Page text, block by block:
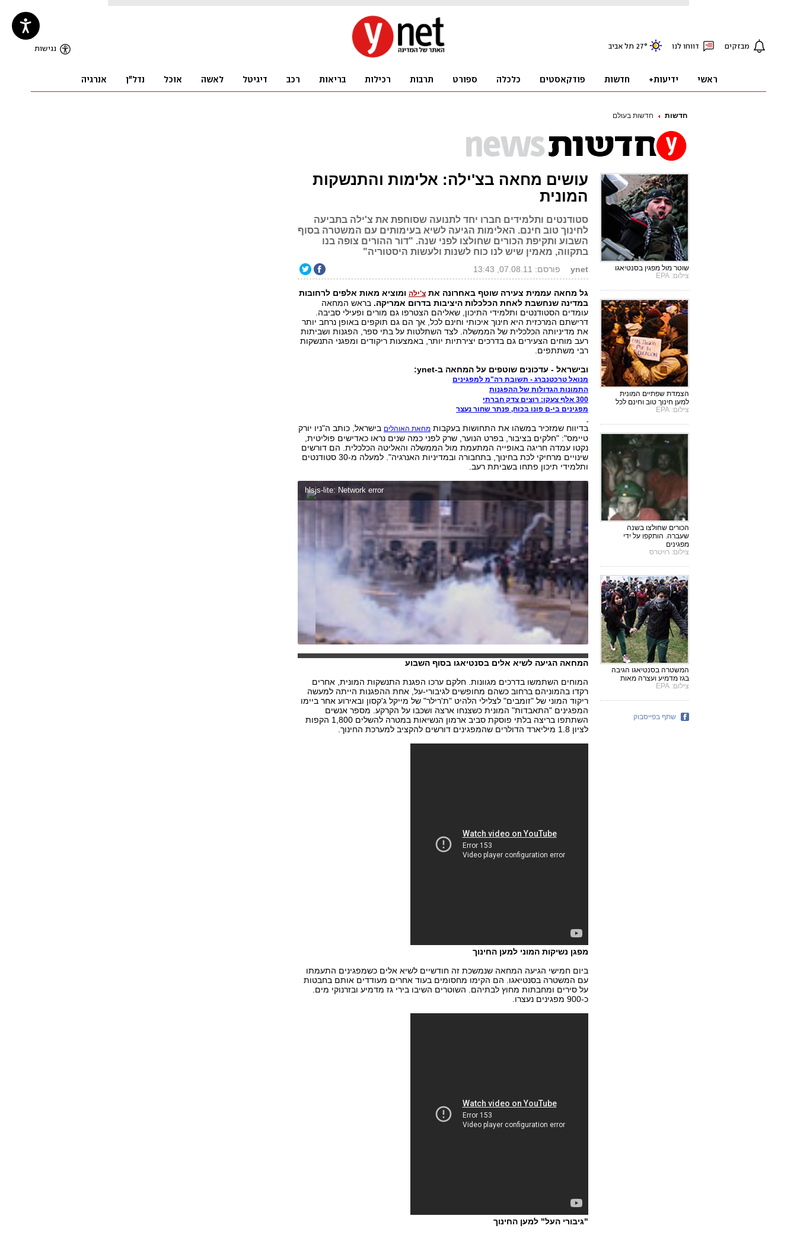
חדשות חדשות בעולם
עושים מחאה בצ'ילה: אלימות והתנשקות
המונית
סטודנטים ותלמידים חברו יחד לתנועה שסוחפת את צ'ילה בתביעה
לחינוך טוב חינם. האלימות הגיעה לשיא בעימותים עם המשטרה בסוף
השבוע ותקיפת הכורים שחולצו לפני שנה. "דור ההורים צופה בנו
בתקווה, מאמין שיש לנו כוח לשנות ולעשות היסטוריה"
ynet פורסם: 07.08.11, 13:43
גל מחאה עממית צעירה שוטף באחרונה את צ'ילהומוציא מאות אלפים לרחובות
במדינה שנחשבת לאחת הכלכלות היציבות בדרום אמריקה. בראש המחאה
עומדים הסטודנטים ותלמידי התיכון, שאליהם הצטרפו גם מורים ופעילי סביבה.
דרישתם המרכזית היא חינוך איכותי וחינם לכל, אך הם גם תוקפים באופן נרחב יותר
את מדיניותה הכלכלית של הממשלה. לצד השתלטות על בתי ספר, הפגנות ושביתות
רעב מוחים הצעירים גם בדרכים יצירתיות יותר, באמצעות ריקודים ומפגני התנשקות
רבי משתתפים.
ובישראל - עדכונים שוטפים על המחאה ב-ynet:
מנואל טרכטנברג - תשובת רה"מ למפגינים
התמונות הגדולות של ההפגנות
300 אלף צעקו: רוצים צדק חברתי
מפגינים בי-ם פונו בכוח, פנתר שחור נעצר
בדיווח שמזכיר במשהו את התחושות בעקבות מחאת האוהלים בישראל, כותב ה"ניו יורק
טיימס": "חלקים בציבור, בפרט הנוער, שרק לפני כמה שנים נראו כאדישים פוליטית,
נקטו עמדה חריגה באופייה המתעמת מול הממשלה והאליטה הכלכלית. הם דורשים
שינויים מרחיקי לכת בחינוך, בתחבורה ובמדיניות האנרגיה". למעלה מ-30 סטודנטים
ותלמידי תיכון פתחו בשביתת רעב.
hlsjs-lite: Network error
המחאה הגיעה לשיא אלים בסנטיאגו בסוף השבוע
המוחים השתמשו בדרכים מגוונות. חלקם ערכו הפגנת התנשקות המונית, אחרים
רקדו בהמוניהם ברחוב כשהם מחופשים לגיבורי-על, אחת ההפגנות הייתה למעשה
ריקוד המוני של "זומבים" לצלילי הלהיט "ת'רילר" של מייקל ג'קסון ובאירוע אחר ביימו
המפגינים "התאבדות" המונית כשצנחו ארצה ושכבו על הקרקע. מספר אנשים
השתתפו בריצה בלתי פוסקת סביב ארמון הנשיאות במטרה להשלים 1,800 הקפות
לציון 1.8 מיליארד הדולרים שהמפגינים דורשים להקציב למערכת החינוך.
מפגן נשיקות המוני למען החינוך
ביום חמישי הגיעה המחאה שנמשכת זה חודשיים לשיא אלים כשמפגינים התעמתו
עם המשטרה בסנטיאגו. הם הקימו מחסומים בעוד אחרים מעודדים אותם בחבטות
על סירים ומחבתות מחוץ לבתיהם. השוטרים השיבו בירי גז מדמיע ובזרנוקי מים.
כ-900 מפגינים נעצרו.
"גיבורי העל" למען החינוך
שוטר מול מפגין בסנטיאגו
צילום: EPA
הצמדת שפתיים המונית
למען חינוך טוב וחינם לכל
צילום: EPA
הכורים שחולצו בשנה
שעברה. הותקפו על ידי
מפגינים
צילום: רויטרס
המשטרה בסנטיאגו הגיבה
בגז מדמיע ועצרה מאות
צילום: EPA
שתף בפייסבוק